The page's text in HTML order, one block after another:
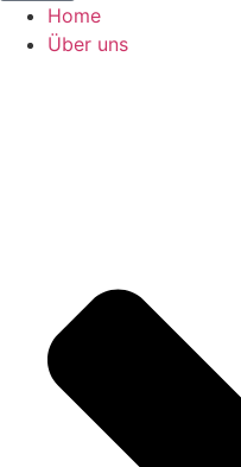
Home
Über uns